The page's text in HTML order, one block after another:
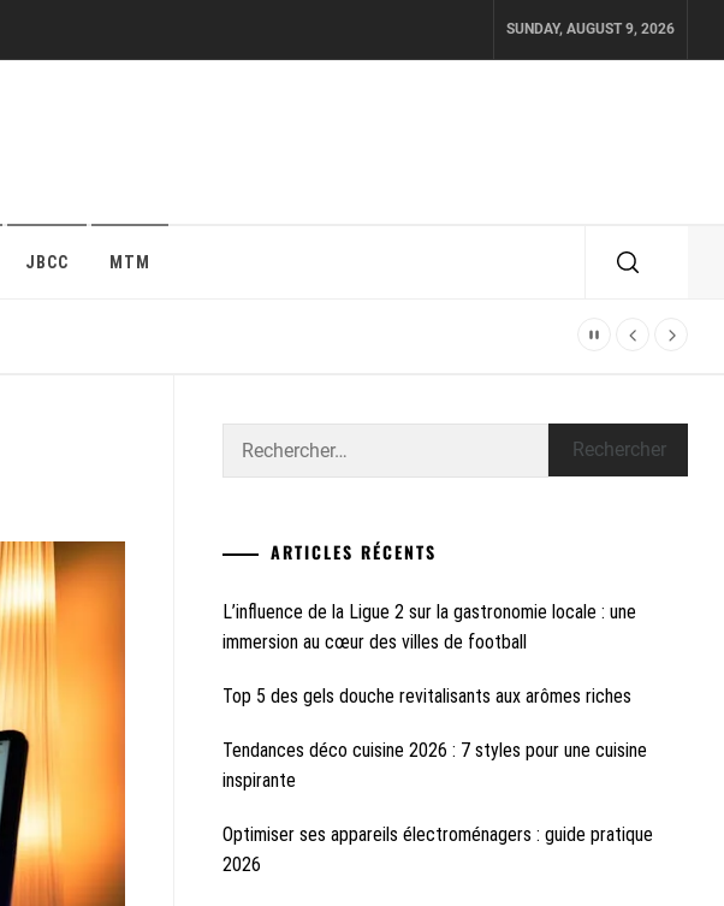
SUNDAY, AUGUST 9, 2026
JBCC MTM
ARTICLES RÉCENTS
L’influence de la Ligue 2 sur la gastronomie locale : une
immersion au cœur des villes de football
Top 5 des gels douche revitalisants aux arômes riches
Tendances déco cuisine 2026 : 7 styles pour une cuisine
inspirante
Optimiser ses appareils électroménagers : guide pratique
2026